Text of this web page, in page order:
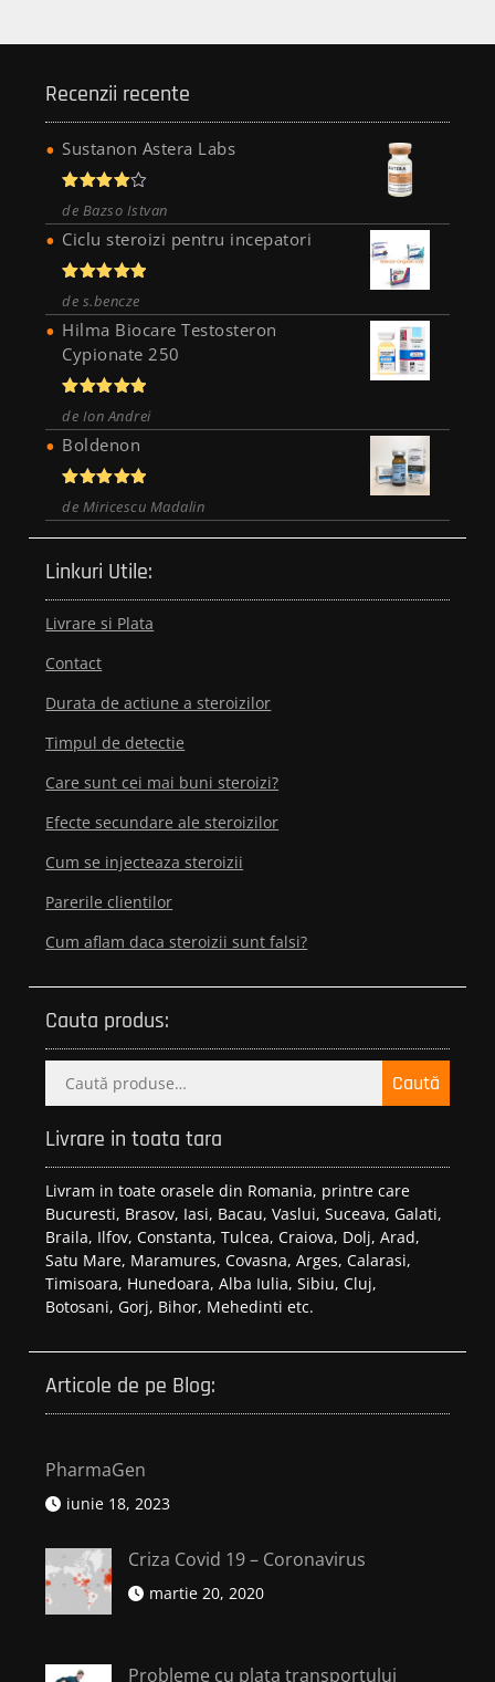
Recenzii recente
Sustanon Astera Labs
Evaluat
la 4din
5
de Bazso Istvan
Ciclu steroizi pentru incepatori
Evaluat la
5 din 5
de s.bencze
Hilma Biocare Testosteron
Cypionate 250
Evaluat la
5 din 5
de Ion Andrei
Boldenon
Evaluat la
5 din 5
de Miricescu Madalin
Linkuri Utile:
Livrare si Plata
Contact
Durata de actiune a steroizilor
Timpul de detectie
Care sunt cei mai buni steroizi?
Efecte secundare ale steroizilor
Cum se injecteaza steroizii
Parerile clientilor
Cum aflam daca steroizii sunt falsi?
Cauta produs:
după:
Caută
Livrare in toata tara
Livram in toate orasele din Romania, printre care
Bucuresti, Brasov, Iasi, Bacau, Vaslui, Suceava, Galati,
Braila, Ilfov, Constanta, Tulcea, Craiova, Dolj, Arad,
Satu Mare, Maramures, Covasna, Arges, Calarasi,
Timisoara, Hunedoara, Alba Iulia, Sibiu, Cluj,
Botosani, Gorj, Bihor, Mehedinti etc.
Articole de pe Blog:
PharmaGen
iunie 18, 2023
Criza Covid 19 – Coronavirus
martie 20, 2020
Probleme cu plata transportului